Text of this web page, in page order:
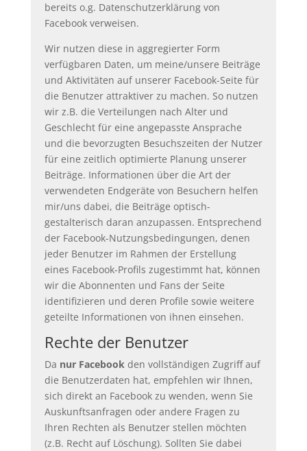
bereits o.g. Datenschutzerklärung von
Facebook verweisen.
Wir nutzen diese in aggregierter Form
verfügbaren Daten, um meine/unsere Beiträge
und Aktivitäten auf unserer Facebook-Seite für
die Benutzer attraktiver zu machen. So nutzen
wir z.B. die Verteilungen nach Alter und
Geschlecht für eine angepasste Ansprache
und die bevorzugten Besuchszeiten der Nutzer
für eine zeitlich optimierte Planung unserer
Beiträge. Informationen über die Art der
verwendeten Endgeräte von Besuchern helfen
mir/uns dabei, die Beiträge optisch-
gestalterisch daran anzupassen. Entsprechend
der Facebook-Nutzungsbedingungen, denen
jeder Benutzer im Rahmen der Erstellung
eines Facebook-Profils zugestimmt hat, können
wir die Abonnenten und Fans der Seite
identifizieren und deren Profile sowie weitere
geteilte Informationen von ihnen einsehen.
Rechte der Benutzer
Da nur Facebookden vollständigen Zugriff auf
die Benutzerdaten hat, empfehlen wir Ihnen,
sich direkt an Facebook zu wenden, wenn Sie
Auskunftsanfragen oder andere Fragen zu
Ihren Rechten als Benutzer stellen möchten
(z.B. Recht auf Löschung). Sollten Sie dabei